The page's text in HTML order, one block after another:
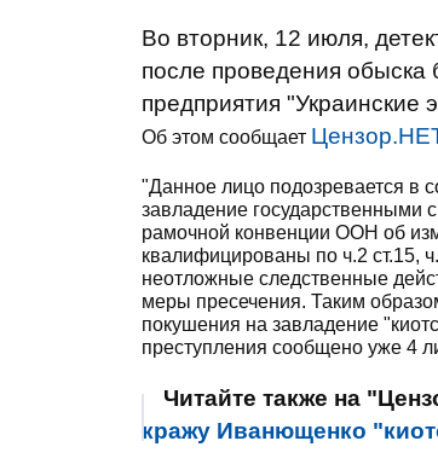
Во вторник, 12 июля,
после проведения
предприятия "Украинские
Об этом сообщает
"Данное лицо подозревается в
завладение государственными
рамочной конвенции ООН об
квалифицированы по ч.2 ст.15,
неотложные следственные
меры пресечения. Таким
покушения на завладение
преступления сообщено уже 4
Читайте также на
кражу Иванющенко